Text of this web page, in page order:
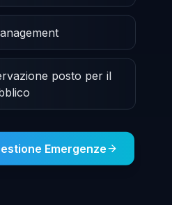
posto per il
Emergenze